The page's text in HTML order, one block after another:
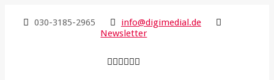
030-3185-2965
info@digimedial.de
Newsletter